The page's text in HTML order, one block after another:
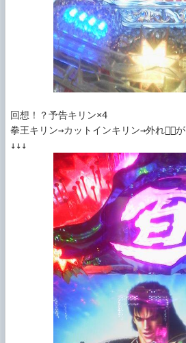
回想！？予告キリン×4
拳王キリン→カットインキリン→外れ～が